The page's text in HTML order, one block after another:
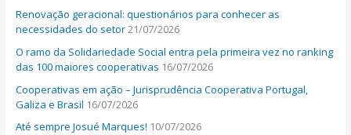
Renovação geracional: questionários para conhecer as
necessidades do setor21/07/2026
O ramo da Solidariedade Social entra pela primeira vez no ranking
das 100 maiores cooperativas 16/07/2026
Cooperativas em ação – Jurisprudência Cooperativa Portugal,
Galiza e Brasil 16/07/2026
Até sempre Josué Marques! 10/07/2026